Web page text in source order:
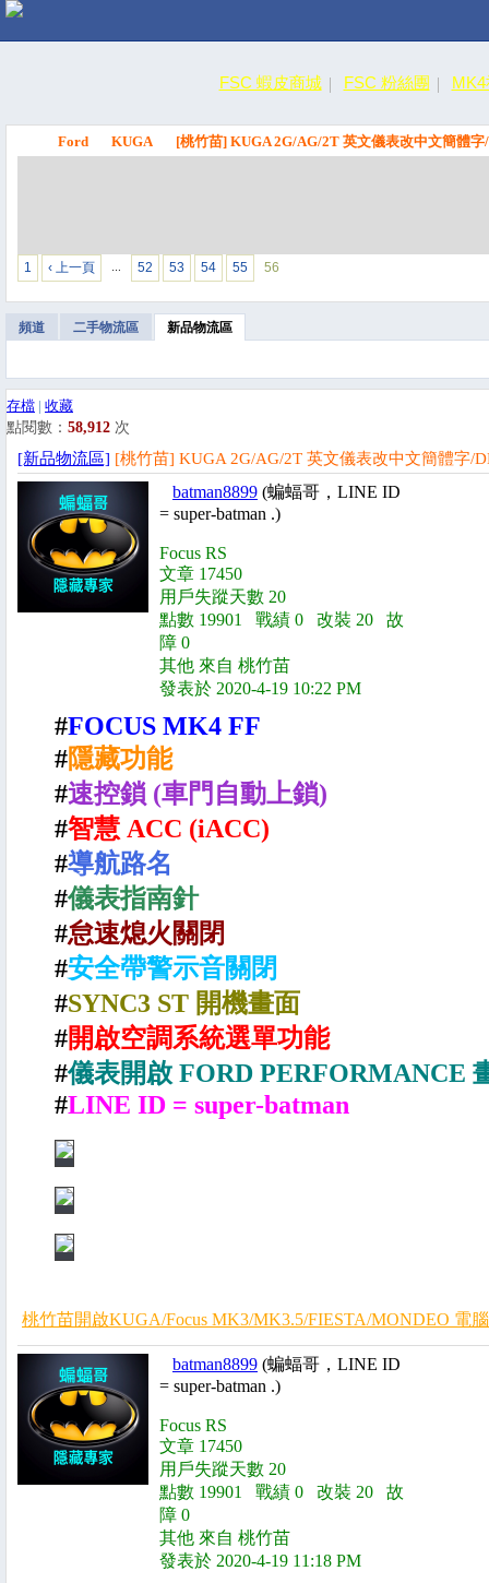
FSC 蝦皮商城 FSC 粉絲團
Ford KUGA [桃竹苗] KUGA 2G/AG/2T 英文儀表改中文簡體字
1 ‹ 上一頁 … 52 53 54 55 56
頻道 二手物流區 新品物流區
存檔 | 收藏
點閱數： 58,912 次
[新品物流區] [桃竹苗] KUGA 2G/AG/2T 英文儀表改中文簡體字/
batman8899 (蝙蝠哥，LINE ID
= super-batman .)
Focus RS
文章 17450
用戶失蹤天數 20
點數 19901 戰績 0 改裝 20 故
障 0
其他 來自 桃竹苗
發表於 2020-4-19 10:22 PM
#FOCUS MK4 FF
#隱藏功能
#速控鎖 (車門自動上鎖)
#智慧 ACC (iACC)
#導航路名
#儀表指南針
#怠速熄火關閉
#安全帶警示音關閉
#SYNC3 ST 開機畫面
#開啟空調系統選單功能
#儀表開啟 FORD PERFORMANCE
#LINE ID = super-batman
桃竹苗開啟KUGA/Focus MK3/MK3.5/FIESTA/MONDEO 電
batman8899 (蝙蝠哥，LINE ID
= super-batman .)
Focus RS
文章 17450
用戶失蹤天數 20
點數 19901 戰績 0 改裝 20 故
障 0
其他 來自 桃竹苗
發表於 2020-4-19 11:18 PM